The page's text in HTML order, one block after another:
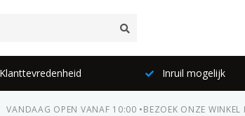
Inruil mogelijk
VANDAAG OPEN VANAF 10:00 •BEZOEK ONZE WINKEL